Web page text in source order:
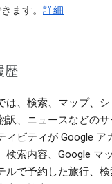
ます。 詳細
歴
は、検索、マップ、
訳、ニュースなどの
ィビティが Google ア
検索内容、Google マ
ルで予約した旅行、